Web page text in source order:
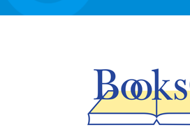
季節・その
他の贈り物